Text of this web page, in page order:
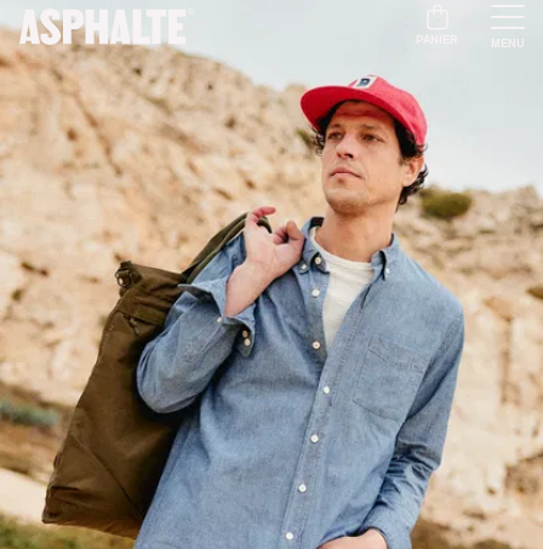
PANIER MENU